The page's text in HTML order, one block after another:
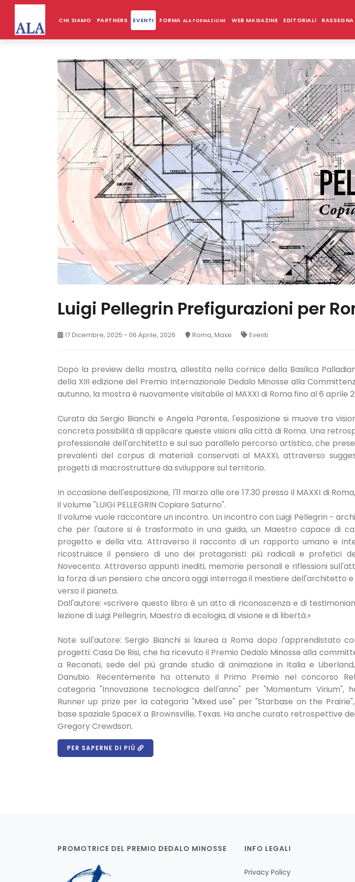
CHI SIAMO PARTNERS EVENTI FORMA ALA FORMAZIONE WEB MAGAZINE EDITORIALI
Luigi Pellegrin Prefigurazioni per
17 Dicembre, 2025 - 06 Aprile, 2026 Roma, Maxxi Eventi
Dopo la preview della mostra, allestita nella cornice della Basilica
della XIII edizione del Premio Internazionale Dedalo Minosse alla
autunno, la mostra è nuovamente visitabile al MAXXI di Roma fino al 6 aprile
Curata da Sergio Bianchi e Angela Parente, l'esposizione si muove tra
concreta possibilità di applicare queste visioni alla città di Roma. Una
professionale dell'architetto e sul suo parallelo percorso artistico, che
prevalenti del corpus di materiali conservati al MAXXI, attraverso
progetti di macrostrutture da sviluppare sul territorio.
In occasione dell'esposizione, l'11 marzo alle ore 17.30 presso il MAXXI di
il volume "LUIGI PELLEGRIN Copiare Saturno".
Il volume vuole raccontare un incontro. Un incontro con Luigi Pellegrin -
che per l'autore si è trasformato in una guida, un Maestro capace di
progetto e della vita. Attraverso il racconto di un rapporto umano e
ricostruisce il pensiero di uno dei protagonisti più radicali e profetici
Novecento. Attraverso appunti inediti, memorie personali e riflessioni
la forza di un pensiero che ancora oggi interroga il mestiere dell'architetto
verso il pianeta.
Dall'autore: «scrivere questo libro è un atto di riconoscenza e di
lezione di Luigi Pellegrin, Maestro di ecologia, di visione e di libertà.»
Note sull'autore: Sergio Bianchi si laurea a Roma dopo l'apprendistato
progetti: Casa De Risi, che ha ricevuto il Premio Dedalo Minosse alla
a Recanati, sede del più grande studio di animazione in Italia e
Danubio. Recentemente ha ottenuto il Primo Premio nel concorso
categoria "Innovazione tecnologica dell'anno" per "Momentum Virium",
Runner up prize per la categoria "Mixed use" per "Starbase on the
base spaziale SpaceX a Brownsville, Texas. Ha anche curato retrospettive
Gregory Crewdson.
PER SAPERNE DI PIÙ
PROMOTRICE DEL PREMIO DEDALO MINOSSE INFO LEGALI
Privacy Policy